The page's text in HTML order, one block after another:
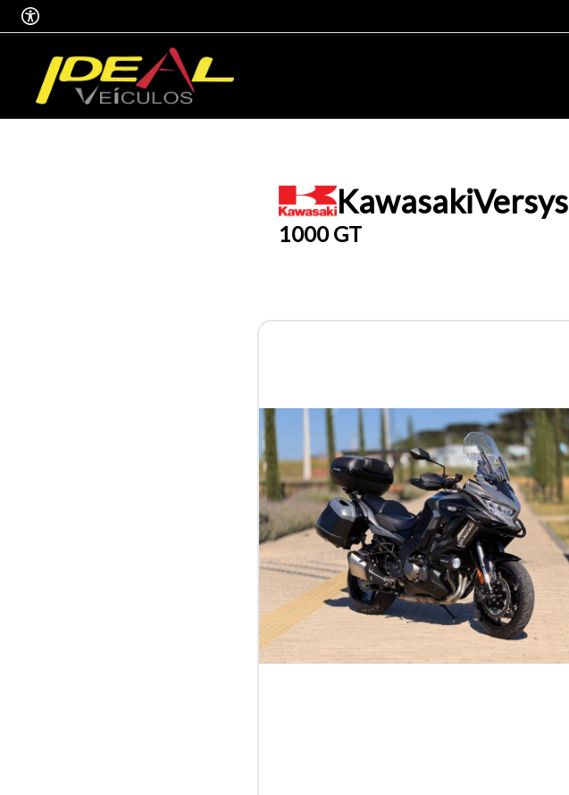
KawasakiVersys
1000 GT